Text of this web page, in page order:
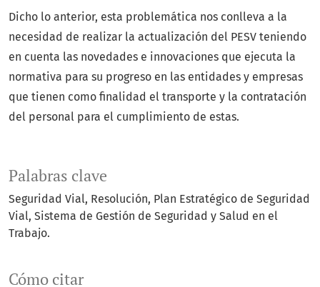
Palabras clave
Seguridad Vial, Resolución, Plan Estratégico de Seguridad
Vial, Sistema de Gestión de Seguridad y Salud en el
Trabajo.
Cómo citar
Dicho lo anterior, esta problemática nos conlleva a la
necesidad de realizar la actualización del PESV teniendo
en cuenta las novedades e innovaciones que ejecuta la
normativa para su progreso en las entidades y empresas
que tienen como finalidad el transporte y la contratación
del personal para el cumplimiento de estas.